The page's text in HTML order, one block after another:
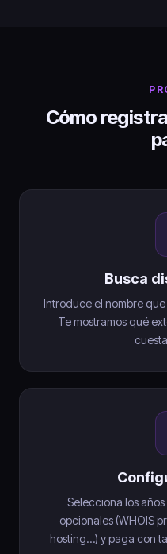
Cómo
Busca
Introduce el nombre
Te mostramos qué
Selecciona los años
opcionales (WHOIS
hosting…) y paga con